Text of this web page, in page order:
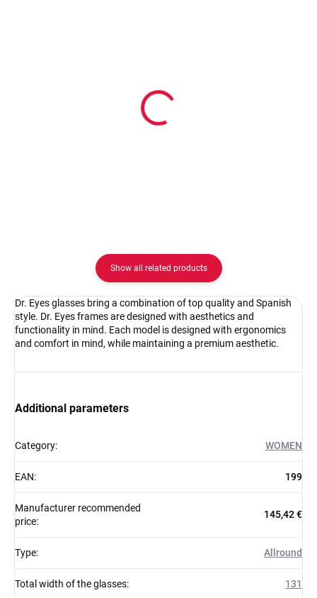
Show all related products
Dr. Eyes glasses bring a combination of top quality and Spanish
style. Dr. Eyes frames are designed with aesthetics and
functionality in mind. Each model is designed with ergonomics
and comfort in mind, while maintaining a premium aesthetic.
Additional parameters
Category: WOMEN
EAN: 199
Manufacturer recommended
price:
145,42 €
Type: Allround
Total width of the glasses: 131